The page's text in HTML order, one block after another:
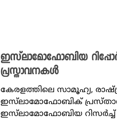
ഇസ്‌ലാമോഫോബിയ
പ്രസ്താവനകൾ
കേരളത്തിലെ സാമൂഹ്യ,
ഇസ്‌ലാമോഫോബിക്
ഇസ്‌ലാമോഫോബിയ റിസർച്ച്